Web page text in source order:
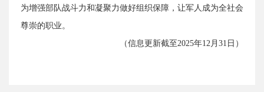
为增强部队战斗力和凝聚力做好组织保障，让军人成为全社会
尊崇的职业。
（信息更新截至2025年12月31日）